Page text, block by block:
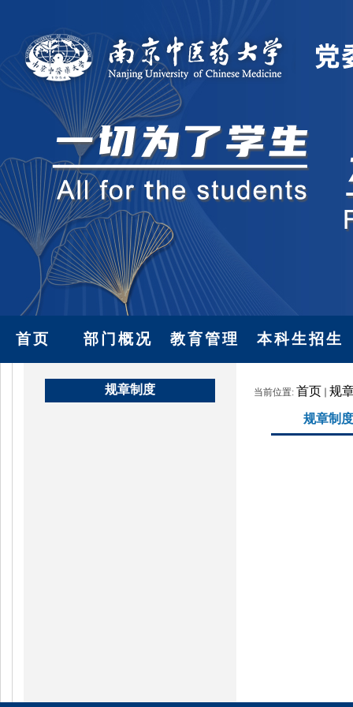
首页 部门概况 教育管理 本科生招生
规章制度 当前位置: 首页 规
规章制度